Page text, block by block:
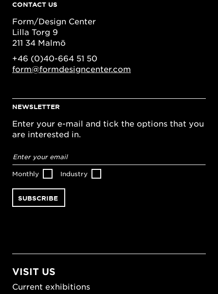
CONTACT US
Form/Design Center
Lilla Torg 9
211 34 Malmö
+46 (0)40-664 51 50
form@formdesigncenter.com
NEWSLETTER
Enter your e-mail and tick the options that you
are interested in.
address*
Monthly Industry
VISIT US
Current exhibitions